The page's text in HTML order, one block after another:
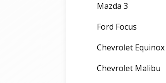
Mazda 3
Ford Focus
Chevrolet Equinox
Chevrolet Malibu